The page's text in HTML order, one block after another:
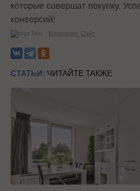
которые совершат покупку.
конверсий!
Теги: Конверсия Сайт
СТАТЬИ: ЧИТАЙТЕ ТАКЖЕ